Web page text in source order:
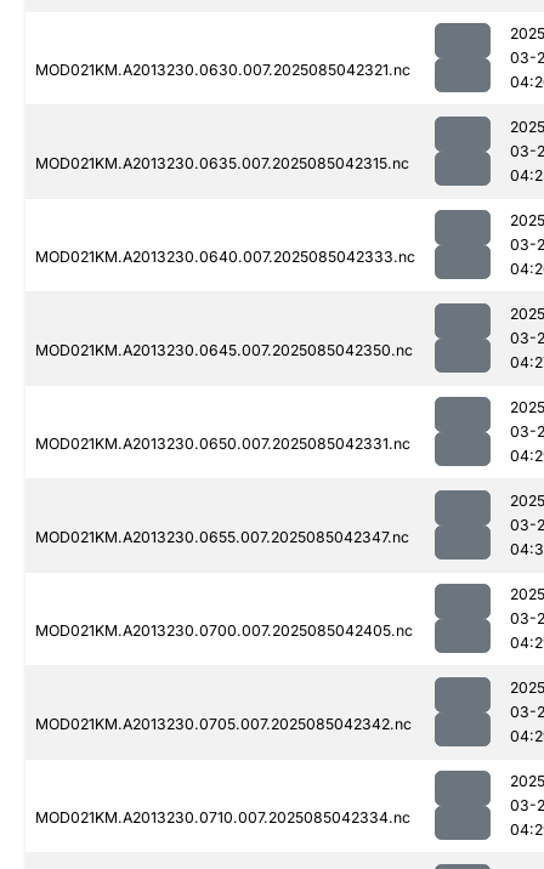
MOD021KM.A2013230.0630.007.2025085042321.nc
03-
MOD021KM.A2013230.0635.007.2025085042315.nc
03-
MOD021KM.A2013230.0640.007.2025085042333.nc
03-
MOD021KM.A2013230.0645.007.2025085042350.nc
03-
MOD021KM.A2013230.0650.007.2025085042331.nc
03-
MOD021KM.A2013230.0655.007.2025085042347.nc
03-
MOD021KM.A2013230.0700.007.2025085042405.nc
03-
MOD021KM.A2013230.0705.007.2025085042342.nc
03-
MOD021KM.A2013230.0710.007.2025085042334.nc
03-